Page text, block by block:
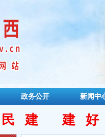
政务公开 新闻中
建 建